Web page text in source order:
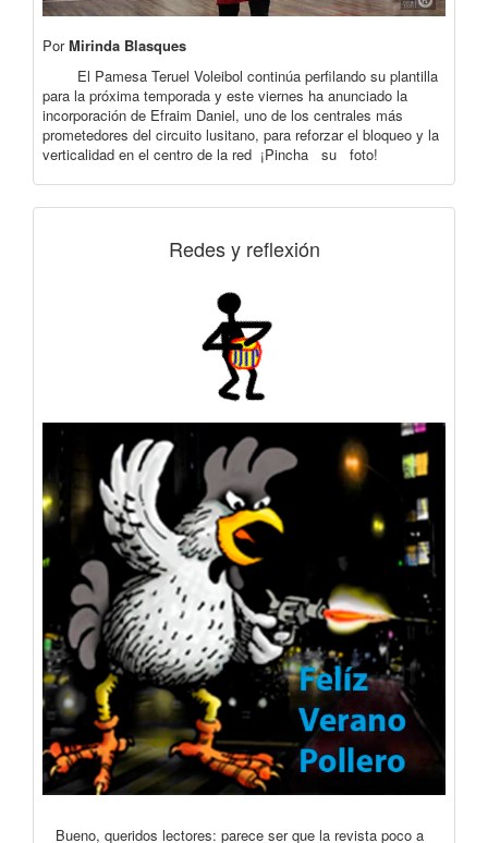
PorMirinda Blasques
El Pamesa Teruel Voleibol continúa perfilando su plantilla
para la próxima temporada y este viernes ha anunciado la
incorporación de Efraim Daniel, uno de los centrales más
prometedores del circuito lusitano, para reforzar el bloqueo y la
verticalidad en el centro de la red ¡Pincha su foto!
Redes y reflexión
Bueno, queridos lectores: parece ser que la revista poco a